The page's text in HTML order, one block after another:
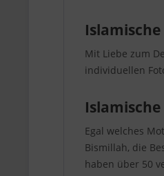
Mit Liebe zum
individuellen
Egal welches
Bismillah, die
haben über 50